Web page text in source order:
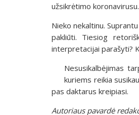
užsikrėtimo
Nieko nekaltinu.
pakliūti. Tiesiog
interpretacijai parašyti?
Nesusikalbėjimas
kuriems reikia
pas daktarus kreipiasi.
Autoriaus pavardė